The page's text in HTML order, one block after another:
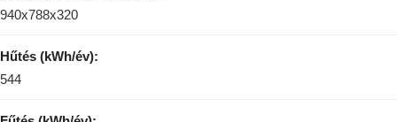
940x788x320
Hűtés (kWh/év):
544